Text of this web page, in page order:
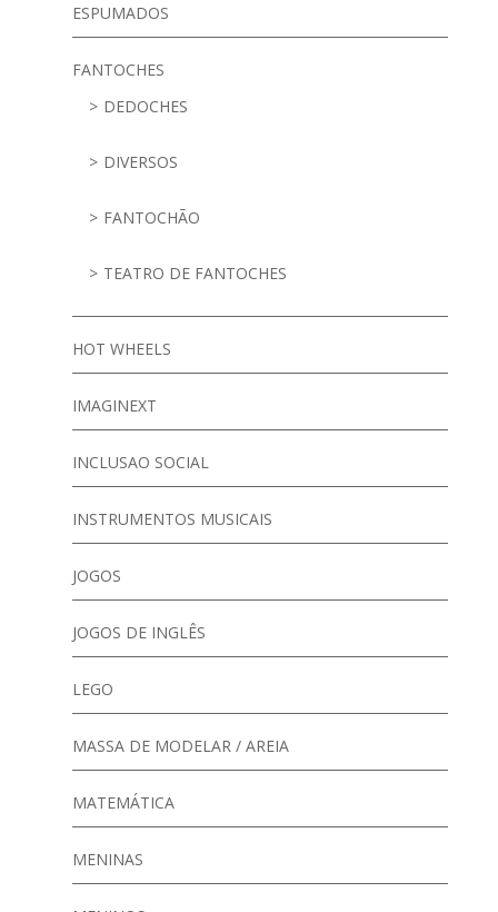
ESPUMADOS
FANTOCHES
DEDOCHES
DIVERSOS
FANTOCHÃO
TEATRO DE FANTOCHES
HOT WHEELS
IMAGINEXT
INCLUSAO SOCIAL
INSTRUMENTOS MUSICAIS
JOGOS
JOGOS DE INGLÊS
LEGO
MASSA DE MODELAR / AREIA
MATEMÁTICA
MENINAS